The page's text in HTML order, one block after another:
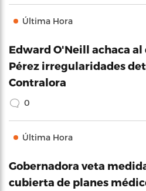
Última Hora
Edward O'Neill achaca
Pérez irregularidades
Contralora
0
Última Hora
Gobernadora veta
cubierta de planes